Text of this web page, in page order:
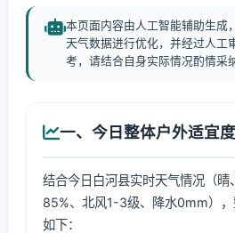
本页面内容由人工智能辅助生成
天气数据进行优化，并经过人工
考，请结合自身实际情况酌情采
一、今日整体户外适宜度
结合今日白河县实时天气情况（
85%、北风1-3级、降水0mm）
如下：